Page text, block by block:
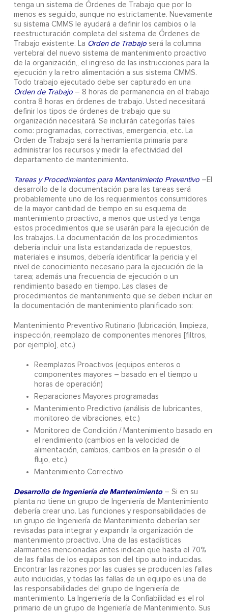
tenga un sistema de Órdenes de Trabajo que por lo
menos es seguido, aunque no estrictamente. Nuevamente
su sistema CMMS le ayudará a definir los cambios o la
reestructuración completa del sistema de Órdenes de
Trabajo existente. La Orden de Trabajoserá la columna
vertebral del nuevo sistema de mantenimiento proactivo
de la organización,, el ingreso de las instrucciones para la
ejecución y la retro alimentación a sus sistema CMMS.
Todo trabajo ejecutado debe ser capturado en una
Orden de Trabajo– 8 horas de permanencia en el trabajo
contra 8 horas en órdenes de trabajo. Usted necesitará
definir los tipos de órdenes de trabajo que su
organización necesitará. Se incluirán categorías tales
como: programadas, correctivas, emergencia, etc. La
Orden de Trabajo será la herramienta primaria para
administrar los recursos y medir la efectividad del
departamento de mantenimiento.
Tareas y Procedimientos para Mantenimiento Preventivo–El
desarrollo de la documentación para las tareas será
probablemente uno de los requerimientos consumidores
de la mayor cantidad de tiempo en su esquema de
mantenimiento proactivo, a menos que usted ya tenga
estos procedimientos que se usarán para la ejecución de
los trabajos. La documentación de los procedimientos
debería incluir una lista estandarizada de repuestos,
materiales e insumos, debería identificar la pericia y el
nivel de conocimiento necesario para la ejecución de la
tarea; además una frecuencia de ejecución o un
rendimiento basado en tiempo. Las clases de
procedimientos de mantenimiento que se deben incluir en
la documentación de mantenimiento planificado son:
Mantenimiento Preventivo Rutinario (lubricación, limpieza,
inspección, reemplazo de componentes menores [filtros,
por ejemplo], etc.)
Reemplazos Proactivos (equipos enteros o
componentes mayores – basado en el tiempo u
horas de operación)
Reparaciones Mayores programadas
Mantenimiento Predictivo (análisis de lubricantes,
monitoreo de vibraciones, etc.)
Monitoreo de Condición / Mantenimiento basado en
el rendimiento (cambios en la velocidad de
alimentación, cambios, cambios en la presión o el
flujo, etc.)
Mantenimiento Correctivo
Desarrollo de Ingeniería de Mantenimiento– Si en su
planta no tiene un grupo de Ingeniería de Mantenimiento
debería crear uno. Las funciones y responsabilidades de
un grupo de Ingeniería de Mantenimiento deberían ser
revisadas para integrar y expandir la organización de
mantenimiento proactivo. Una de las estadísticas
alarmantes mencionadas antes indican que hasta el 70%
de las fallas de los equipos son del tipo auto inducidas.
Encontrar las razones por las cuales se producen las fallas
auto inducidas, y todas las fallas de un equipo es una de
las responsabilidades del grupo de Ingeniería de
mantenimiento. La Ingeniería de la Confiabilidad es el rol
primario de un grupo de Ingeniería de Mantenimiento. Sus